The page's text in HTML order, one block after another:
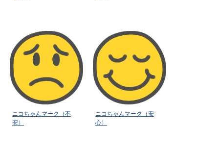
ニコちゃんマーク（不
安）
ニコちゃんマーク（安
心）